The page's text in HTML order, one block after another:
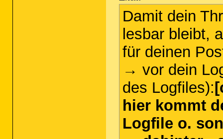
Damit dein
lesbar bleibt,
für deinen
→ vor dein
des Logfiles):
hier kommt
Logfile o.